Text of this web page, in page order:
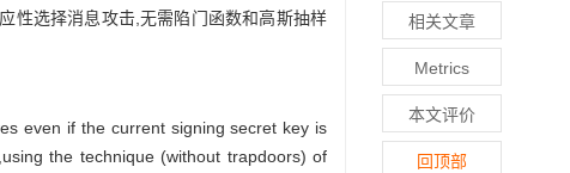
性选择消息攻击,无需陷门函数和高斯抽样
even if the current signing secret key is
the technique (without trapdoors) of
相关文章
Metrics
本文评价
回顶部